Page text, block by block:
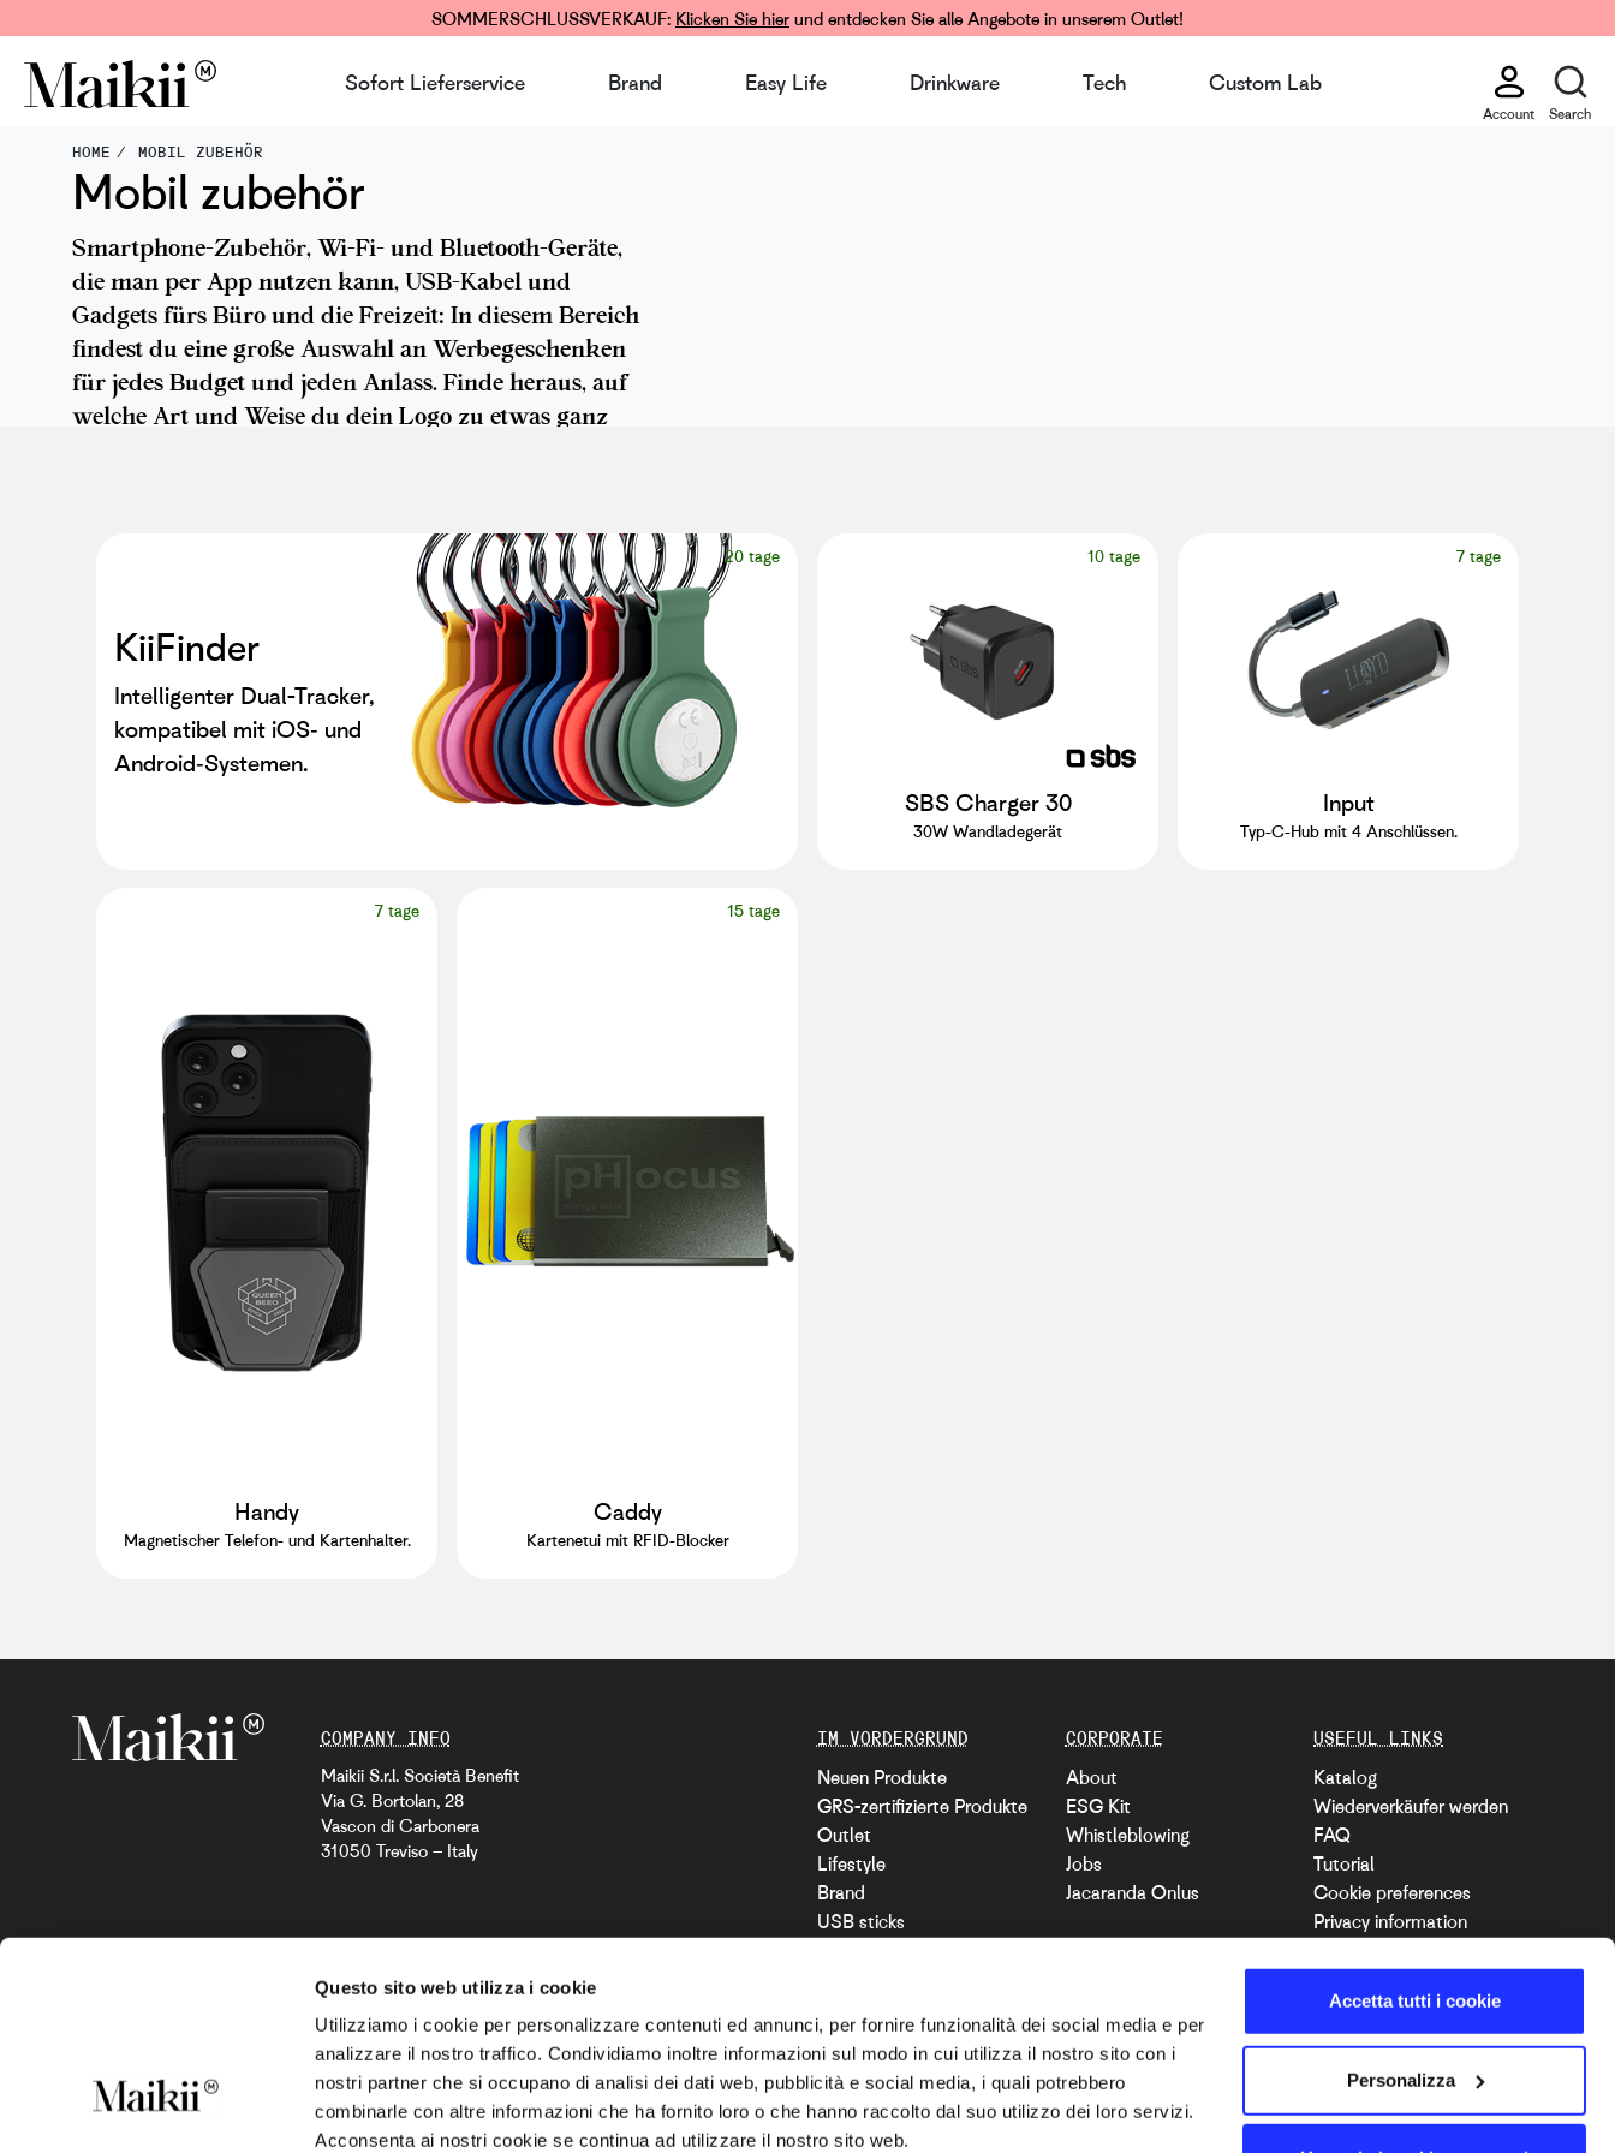
Questo sito web utilizza i cookie
Utilizziamo i cookie per personalizzare contenuti ed annunci, per fornire funzionalità dei social media e per
analizzare il nostro traffico. Condividiamo inoltre informazioni sul modo in cui utilizza il nostro sito con i
nostri partner che si occupano di analisi dei dati web, pubblicità e social media, i quali potrebbero
combinarle con altre informazioni che ha fornito loro o che hanno raccolto dal suo utilizzo dei loro servizi.
Acconsenta ai nostri cookie se continua ad utilizzare il nostro sito web.
Accetta tutti i cookie
Personalizza
SOMMERSCHLUSSVERKAUF: Klicken Sie hier und entdecken Sie alle Angebote in unserem Outlet!
Sofort Lieferservice Brand Easy Life Drinkware Tech Custom Lab
Account Search
HOME MOBIL ZUBEHÖR
Mobil zubehör
Smartphone-Zubehör, Wi-Fi- und Bluetooth-Geräte,
die man per App nutzen kann, USB-Kabel und
Gadgets fürs Büro und die Freizeit: In diesem Bereich
findest du eine große Auswahl an Werbegeschenken
für jedes Budget und jeden Anlass. Finde heraus, auf
welche Art und Weise du dein Logo zu etwas ganz
20 tage
KiiFinder
Intelligenter Dual-Tracker,
kompatibel mit iOS‑ und
Android‑Systemen.
10 tage
SBS Charger 30
30W Wandladegerät
7 tage
Input
Typ-C-Hub mit 4 Anschlüssen.
7 tage
Handy
Magnetischer Telefon- und Kartenhalter.
15 tage
Caddy
Kartenetui mit RFID-Blocker
COMPANY INFO
Maikii S.r.l. Società Benefit
Via G. Bortolan, 28
Vascon di Carbonera
31050 Treviso – Italy
IM VORDERGRUND
Neuen Produkte
GRS-zertifizierte Produkte
Outlet
Lifestyle
Brand
USB sticks
CORPORATE
About
ESG Kit
Whistleblowing
Jobs
Jacaranda Onlus
USEFUL LINKS
Katalog
Wiederverkäufer werden
FAQ
Tutorial
Cookie preferences
Privacy information
COMPANY CODE
Partita Iva IT04196500260
Corepile FR029180_06RVQC
SOCIAL NETWORK
Instagram
LinkedIn
DE